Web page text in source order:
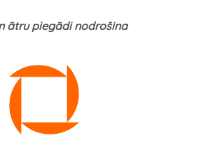
ātru piegādi nodrošina